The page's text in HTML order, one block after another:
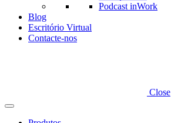
Podcast inWork
Blog
Escritório Virtual
Contacte-nos
Close